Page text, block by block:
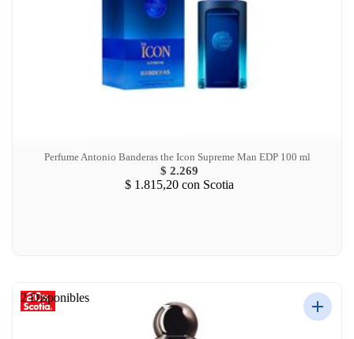
Perfume Antonio Banderas the Icon Supreme Man EDP 100 ml
$ 2.269
$ 1.815,20 con Scotia
2 Disponibles